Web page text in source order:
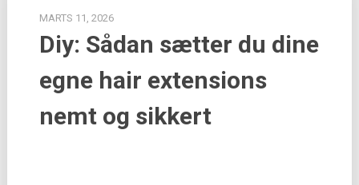
MARTS 11, 2026
Diy: Sådan sætter du dine
egne hair extensions
nemt og sikkert